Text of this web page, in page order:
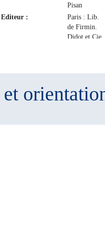
Pisan
Editeur :
Paris : Lib.
de Firmin.
Didot et Cie,